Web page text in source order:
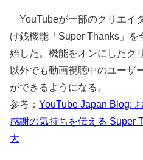
YouTubeが一部のクリエイ
げ銭機能「Super Thanks」を
始した。機能をオンにしたク
以外でも動画視聴中のユーザ
ができるようになる。
参考： YouTube Japan Blog:
感謝の気持ちを伝える Super
大